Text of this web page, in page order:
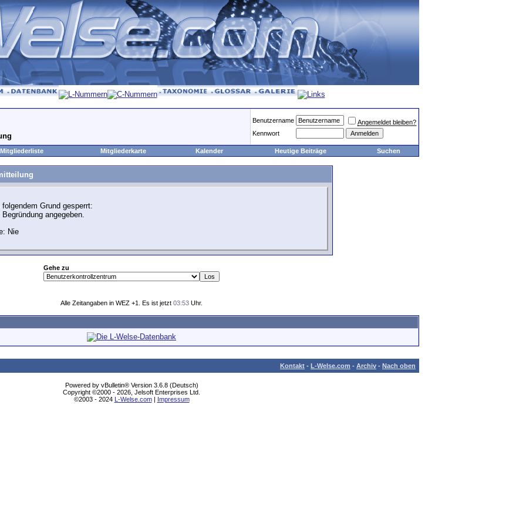
Benutzername
Angemeldet bleiben?
Kennwort
Mitgliederliste Mitgliederkarte Kalender Heutige Beiträge Suchen
Grund gesperrt:
angegeben.
Nie
Gehe zu
Alle Zeitangaben in WEZ +1. Es ist jetzt 03:53 Uhr.
Kontakt - L-Welse.com - Archiv - Nach oben
Powered by vBulletin® Version 3.6.8 (Deutsch)
Copyright ©2000 - 2026, Jelsoft Enterprises Ltd.
©2003 - 2024 L-Welse.com| Impressum